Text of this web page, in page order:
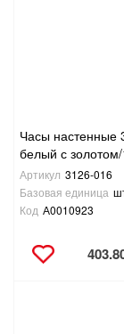
Часы настенные
белый с
Артикул 3126-016
Базовая единица
Код А0010923